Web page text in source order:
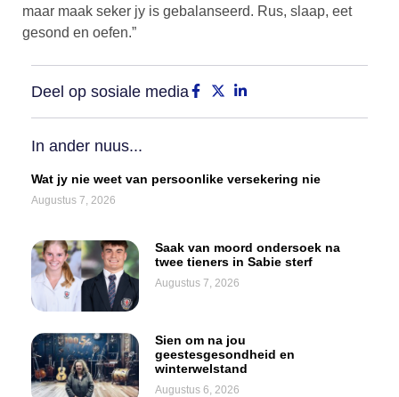
maar maak seker jy is gebalanseerd. Rus, slaap, eet
gesond en oefen.”
Deel op sosiale media
In ander nuus...
Wat jy nie weet van persoonlike versekering nie
Augustus 7, 2026
Saak van moord ondersoek na
twee tieners in Sabie sterf
Augustus 7, 2026
Sien om na jou
geestesgesondheid en
winterwelstand
Augustus 6, 2026